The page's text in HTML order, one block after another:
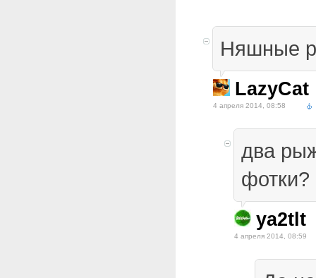
Няшные
LazyCat
4 апреля 2014, 08:58
два
фотки?
ya2tlt
4 апреля 2014, 08:59